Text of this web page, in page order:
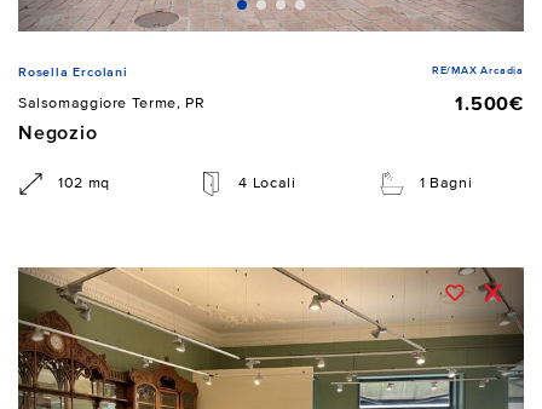
Rosella Ercolani RE/MAX Arcadia
Salsomaggiore Terme, PR
1.500€
Negozio
102 mq 4 Locali 1 Bagni